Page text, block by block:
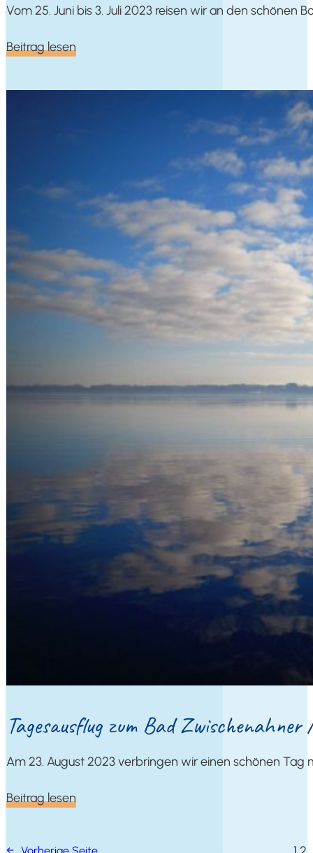
Vom 25. Juni bis 3. Juli 2023 rei­sen wir an den schö­nen
Bei­trag lesen
Tages­aus­flug zum Bad Zwi­schen­ah­ner
Am 23. August 2023 ver­brin­gen wir einen schö­nen
Bei­trag lesen